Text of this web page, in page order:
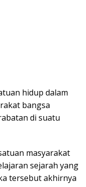
hidup dalam
bangsa
di suatu
masyarakat
sejarah yang
tersebut akhirnya